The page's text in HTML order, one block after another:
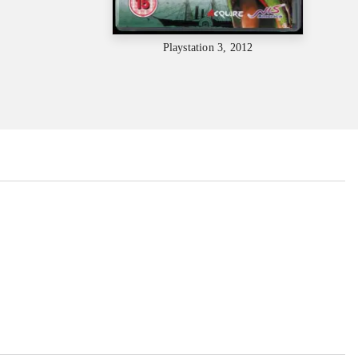
Playstation 3, 2012